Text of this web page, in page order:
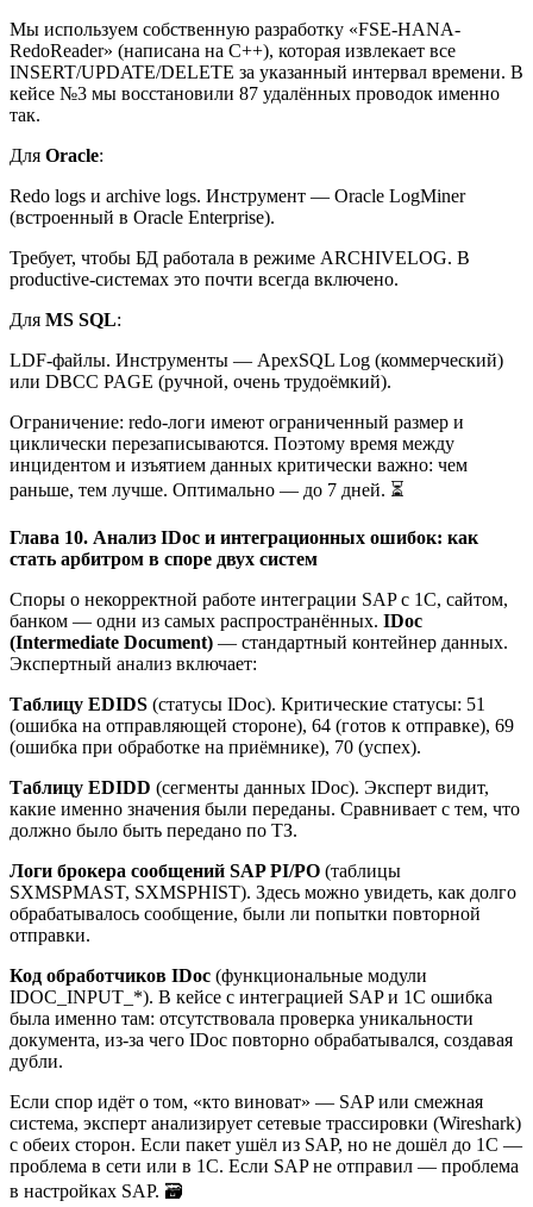
Мы используем собственную разработку «FSE-HANA-
RedoReader» (написана на C++), которая извлекает все
INSERT/UPDATE/DELETE за указанный интервал времени. В
кейсе №3 мы восстановили 87 удалённых проводок именно
так.
Для Oracle:
Redo logs и archive logs. Инструмент — Oracle LogMiner
(встроенный в Oracle Enterprise).
Требует, чтобы БД работала в режиме ARCHIVELOG. В
productive-системах это почти всегда включено.
Для MS SQL:
LDF-файлы. Инструменты — ApexSQL Log (коммерческий)
или DBCC PAGE (ручной, очень трудоёмкий).
Ограничение: redo-логи имеют ограниченный размер и
циклически перезаписываются. Поэтому время между
инцидентом и изъятием данных критически важно: чем
раньше, тем лучше. Оптимально — до 7 дней. ⏳
Глава 10. Анализ IDoc и интеграционных ошибок: как
стать арбитром в споре двух систем
Споры о некорректной работе интеграции SAP с 1С, сайтом,
банком — одни из самых распространённых. IDoc
(Intermediate Document) — стандартный контейнер данных.
Экспертный анализ включает:
Таблицу EDIDS (статусы IDoc). Критические статусы: 51
(ошибка на отправляющей стороне), 64 (готов к отправке), 69
(ошибка при обработке на приёмнике), 70 (успех).
Таблицу EDIDD (сегменты данных IDoc). Эксперт видит,
какие именно значения были переданы. Сравнивает с тем, что
должно было быть передано по ТЗ.
Логи брокера сообщений SAP PI/PO (таблицы
SXMSPMAST, SXMSPHIST). Здесь можно увидеть, как долго
обрабатывалось сообщение, были ли попытки повторной
отправки.
Код обработчиков IDoc (функциональные модули
IDOC_INPUT_*). В кейсе с интеграцией SAP и 1С ошибка
была именно там: отсутствовала проверка уникальности
документа, из-за чего IDoc повторно обрабатывался, создавая
дубли.
Если спор идёт о том, «кто виноват» — SAP или смежная
система, эксперт анализирует сетевые трассировки (Wireshark)
с обеих сторон. Если пакет ушёл из SAP, но не дошёл до 1С —
проблема в сети или в 1С. Если SAP не отправил — проблема
в настройках SAP. 🗃️